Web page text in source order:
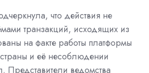
что действия не
транзакций, исходящих из
на факте работы платформы
и её несоблюдении
Представители ведомства